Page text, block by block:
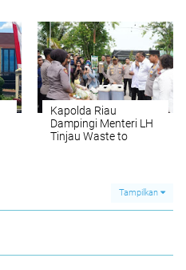
hukum,Tidak boleh di
biarkan
Kapolda Riau
Dampingi Menteri LH
Tinjau Waste to
Tampilkan